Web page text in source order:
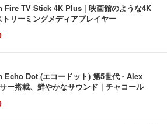
Fire TV Stick 4K Plus | 映画館のような4K
リーミングメディアプレイヤー
Echo Dot (エコードット) 第5世代 - Alex
ー搭載、鮮やかなサウンド｜チャコール